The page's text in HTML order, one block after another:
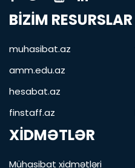
BIZIM RESURSLAR
muhasibat.az
amm.edu.az
hesabat.az
finstaff.az
XIDMƏTLƏR
Mühasibat xidmətləri